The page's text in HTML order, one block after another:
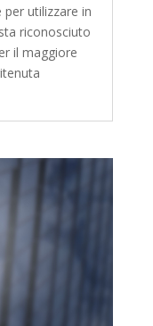
utilizzare in
riconosciuto
il maggiore